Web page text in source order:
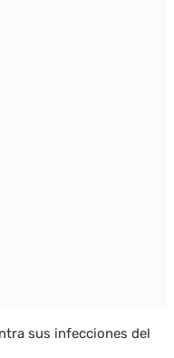
sus infecciones del